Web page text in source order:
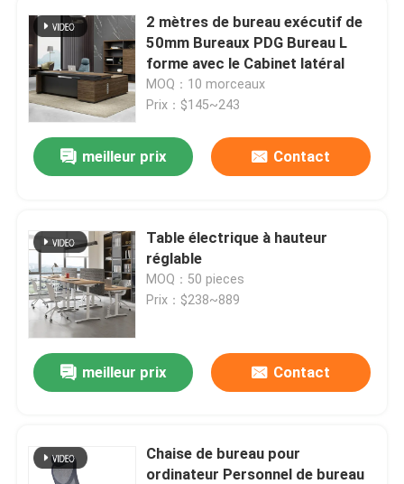
2 mètres de bureau exécutif de
50mm Bureaux PDG Bureau L
forme avec le Cabinet latéral
MOQ：10 morceaux
Prix：$145~243
meilleur prix Contact
Table électrique à hauteur
réglable
MOQ：50 pieces
Prix：$238~889
meilleur prix Contact
Chaise de bureau pour
ordinateur Personnel de bureau